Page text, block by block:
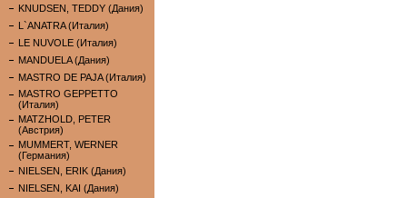
KNUDSEN, TEDDY (Дания)
L`ANATRA (Италия)
LE NUVOLE (Италия)
MANDUELA (Дания)
MASTRO DE PAJA (Италия)
MASTRO GEPPETTO
(Италия)
MATZHOLD, PETER
(Австрия)
MUMMERT, WERNER
(Германия)
NIELSEN, ERIK (Дания)
NIELSEN, KAI (Дания)